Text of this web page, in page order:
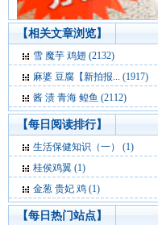
【相关文章浏览】
雪 魔芋 鸡翅 (2132)
麻婆 豆腐【新拍报... (1917)
酱 渍 青海 鳇鱼 (2112)
【每日阅读排行】
生活保健知识（一） (1)
桂侯鸡翼 (1)
金葱 贵妃 鸡 (1)
【每日热门站点】